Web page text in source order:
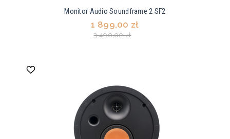
Monitor Audio Soundframe 2 SF2
1 899,00 zł
3 400,00 zł